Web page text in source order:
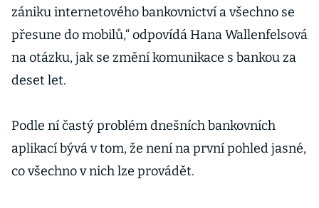
zániku internetového bankovnictví a všechno se
přesune do mobilů,“ odpovídá Hana Wallenfelsová
na otázku, jak se změní komunikace s bankou za
deset let.
Podle ní častý problém dnešních bankovních
aplikací bývá v tom, že není na první pohled jasné,
co všechno v nich lze provádět.